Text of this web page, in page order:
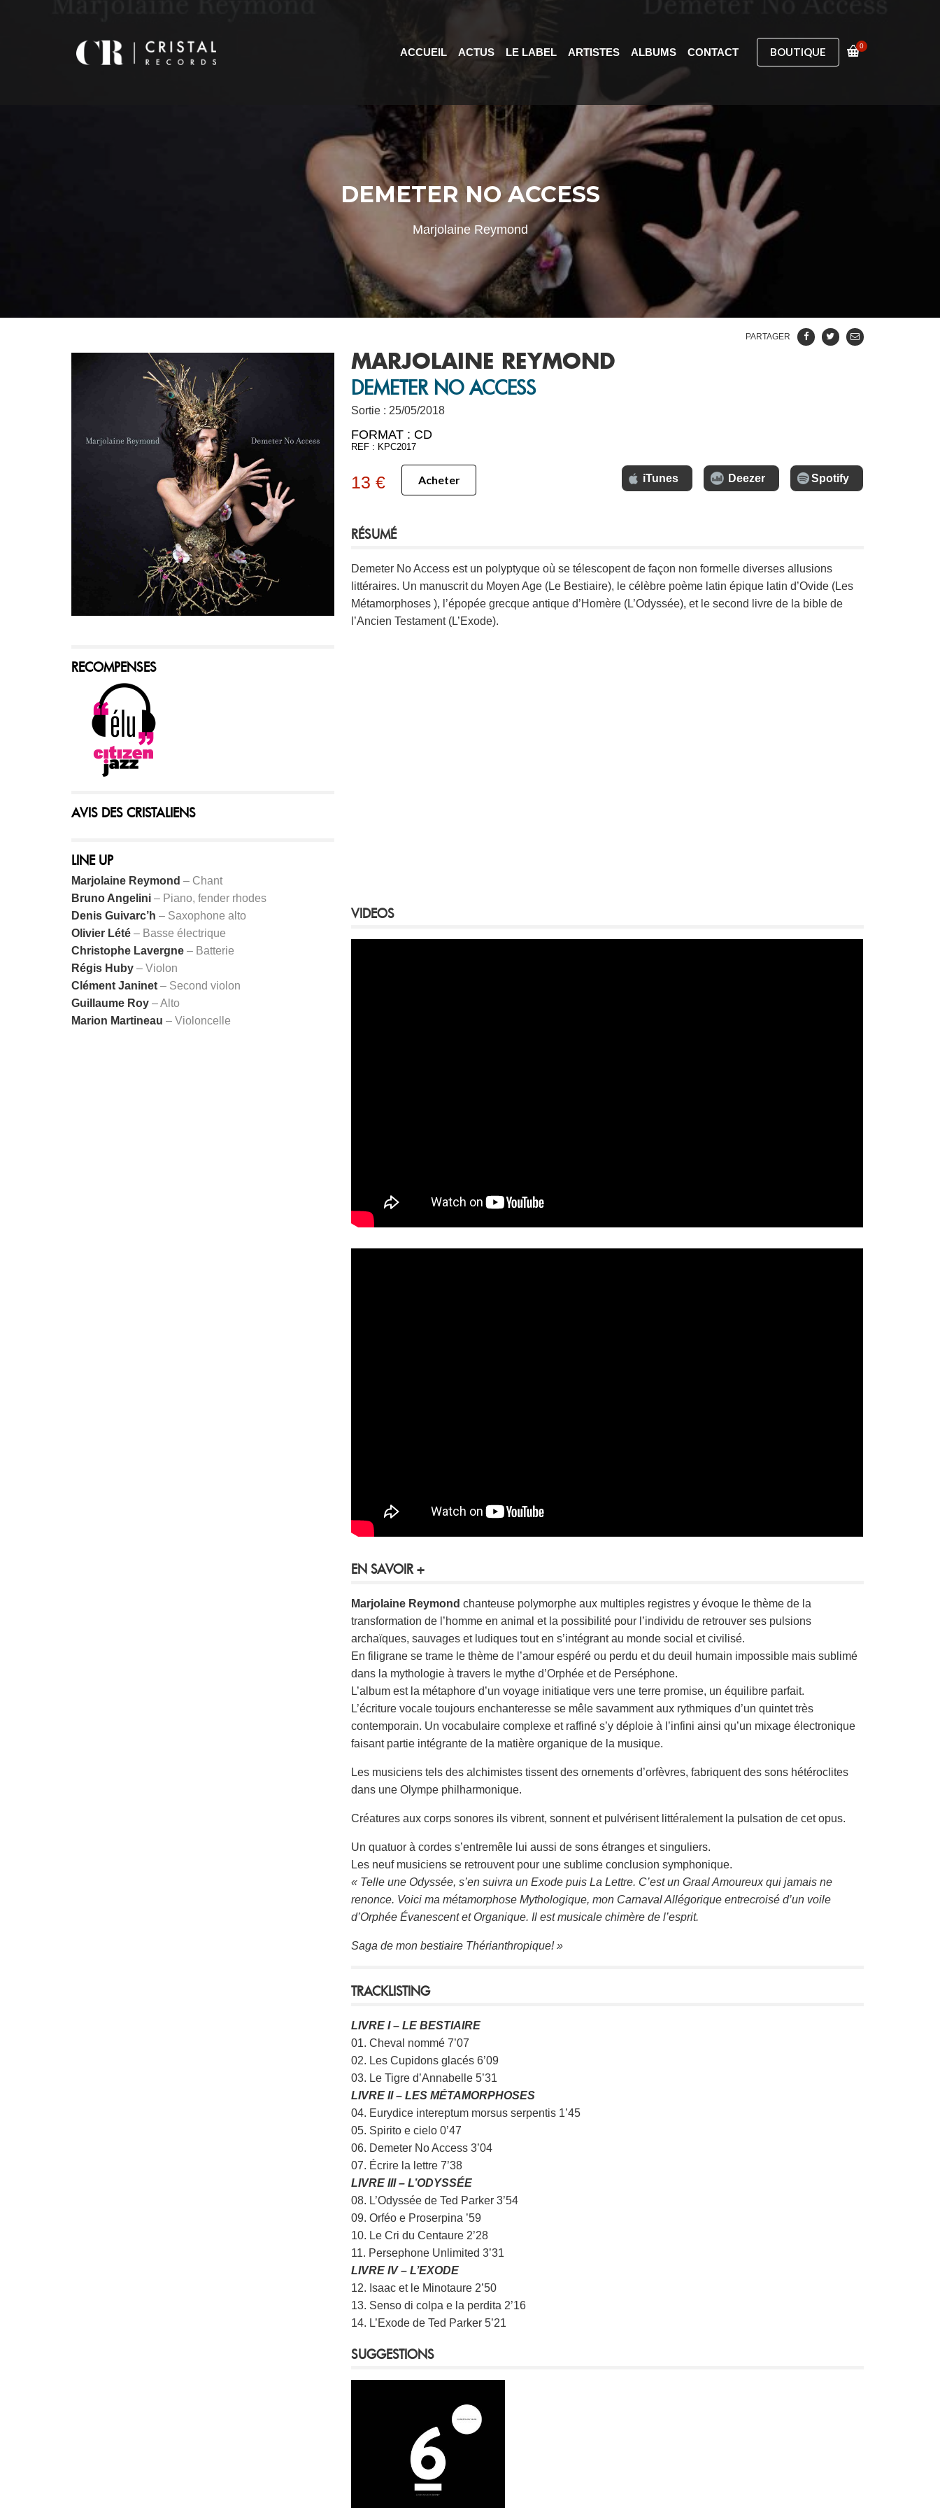
ACCUEIL ACTUS LE LABEL ARTISTES ALBUMS CONTACT BOUTIQUE 0
DEMETER NO ACCESS
Marjolaine Reymond
RECOMPENSES
AVIS DES CRISTALIENS
LINE UP
Marjolaine Reymond – Chant
Bruno Angelini – Piano, fender rhodes
Denis Guivarc’h – Saxophone alto
Olivier Lété – Basse électrique
Christophe Lavergne – Batterie
Régis Huby – Violon
Clément Janinet – Second violon
Guillaume Roy – Alto
Marion Martineau – Violoncelle
PARTAGER
MARJOLAINE REYMOND
DEMETER NO ACCESS
Sortie : 25/05/2018
FORMAT : CD
REF : KPC2017
13 € Acheter iTunes Deezer Spotify
RÉSUMÉ
Demeter No Access est un polyptyque où se télescopent de façon non formelle diverses allusions
littéraires. Un manuscrit du Moyen Age (Le Bestiaire), le célèbre poème latin épique latin d’Ovide (Les
Métamorphoses ), l’épopée grecque antique d’Homère (L’Odyssée), et le second livre de la bible de
l’Ancien Testament (L’Exode).
VIDEOS
EN SAVOIR +
Marjolaine Reymond chanteuse polymorphe aux multiples registres y évoque le thème de la
transformation de l’homme en animal et la possibilité pour l’individu de retrouver ses pulsions
archaïques, sauvages et ludiques tout en s’intégrant au monde social et civilisé.
En filigrane se trame le thème de l’amour espéré ou perdu et du deuil humain impossible mais sublimé
dans la mythologie à travers le mythe d’Orphée et de Perséphone.
L’album est la métaphore d’un voyage initiatique vers une terre promise, un équilibre parfait.
L’écriture vocale toujours enchanteresse se mêle savamment aux rythmiques d’un quintet très
contemporain. Un vocabulaire complexe et raffiné s’y déploie à l’infini ainsi qu’un mixage électronique
faisant partie intégrante de la matière organique de la musique.
Les musiciens tels des alchimistes tissent des ornements d’orfèvres, fabriquent des sons hétéroclites
dans une Olympe philharmonique.
Créatures aux corps sonores ils vibrent, sonnent et pulvérisent littéralement la pulsation de cet opus.
Un quatuor à cordes s’entremêle lui aussi de sons étranges et singuliers.
Les neuf musiciens se retrouvent pour une sublime conclusion symphonique.
« Telle une Odyssée, s’en suivra un Exode puis La Lettre. C’est un Graal Amoureux qui jamais ne
renonce. Voici ma métamorphose Mythologique, mon Carnaval Allégorique entrecroisé d’un voile
d’Orphée Évanescent et Organique. Il est musicale chimère de l’esprit.
Saga de mon bestiaire Thérianthropique! »
TRACKLISTING
LIVRE I – LE BESTIAIRE
01. Cheval nommé 7’07
02. Les Cupidons glacés 6’09
03. Le Tigre d’Annabelle 5’31
LIVRE II – LES MÉTAMORPHOSES
04. Eurydice intereptum morsus serpentis 1’45
05. Spirito e cielo 0’47
06. Demeter No Access 3’04
07. Écrire la lettre 7’38
LIVRE III – L’ODYSSÉE
08. L’Odyssée de Ted Parker 3’54
09. Orféo e Proserpina ’59
10. Le Cri du Centaure 2’28
11. Persephone Unlimited 3’31
LIVRE IV – L’EXODE
12. Isaac et le Minotaure 2’50
13. Senso di colpa e la perdita 2’16
14. L’Exode de Ted Parker 5’21
SUGGESTIONS